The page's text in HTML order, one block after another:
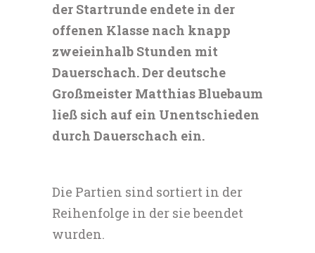
der Startrunde endete in der
offenen Klasse nach knapp
zweieinhalb Stunden mit
Dauerschach. Der deutsche
Großmeister Matthias Bluebaum
ließ sich auf ein Unentschieden
durch Dauerschach ein.
Die Partien sind sortiert in der
Reihenfolge in der sie beendet
wurden.